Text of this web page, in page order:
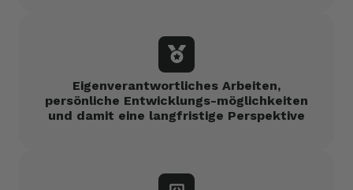
Eigenverantwortliches Arbeiten,
persönliche Entwicklungs-möglichkeiten
und damit eine langfristige Perspektive